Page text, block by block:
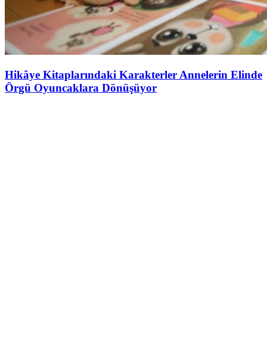
Hikâye Kitaplarındaki Karakterler Annelerin Elinde
Örgü Oyuncaklara Dönüşüyor